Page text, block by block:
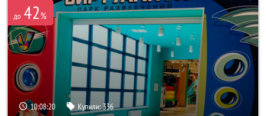
до 42%
10:08:17 Купили:336